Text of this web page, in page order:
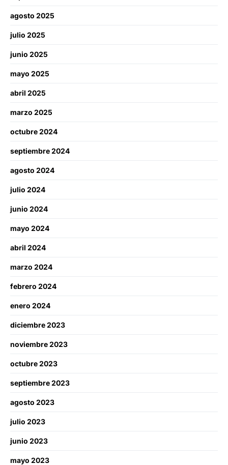
agosto 2025
julio 2025
junio 2025
mayo 2025
abril 2025
marzo 2025
octubre 2024
septiembre 2024
agosto 2024
julio 2024
junio 2024
mayo 2024
abril 2024
marzo 2024
febrero 2024
enero 2024
diciembre 2023
noviembre 2023
octubre 2023
septiembre 2023
agosto 2023
julio 2023
junio 2023
mayo 2023